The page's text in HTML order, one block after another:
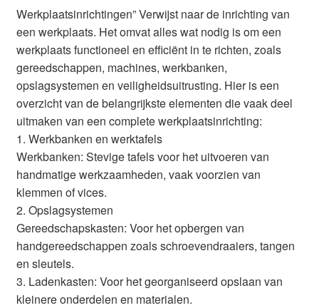
Info
Contact
Werkplaatsinrichtingen” Verwijst naar de inrichting van
een werkplaats. Het omvat alles wat nodig is om een
werkplaats functioneel en efficiënt in te richten, zoals
gereedschappen, machines, werkbanken,
opslagsystemen en veiligheidsuitrusting. Hier is een
overzicht van de belangrijkste elementen die vaak deel
uitmaken van een complete werkplaatsinrichting:
1. Werkbanken en werktafels
Werkbanken: Stevige tafels voor het uitvoeren van
handmatige werkzaamheden, vaak voorzien van
klemmen of vices.
2. Opslagsystemen
Gereedschapskasten: Voor het opbergen van
handgereedschappen zoals schroevendraaiers, tangen
en sleutels.
3. Ladenkasten: Voor het georganiseerd opslaan van
kleinere onderdelen en materialen.